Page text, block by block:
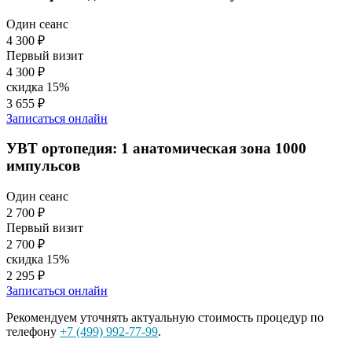
Один сеанс
4 300 ₽
Первый визит
4 300 ₽
скидка 15%
3 655 ₽
Записаться онлайн
УВТ ортопедия: 1 анатомическая зона 1000
импульсов
Один сеанс
2 700 ₽
Первый визит
2 700 ₽
скидка 15%
2 295 ₽
Записаться онлайн
Рекомендуем уточнять актуальную стоимость процедур по
телефону +7 (499) 992-77-99.